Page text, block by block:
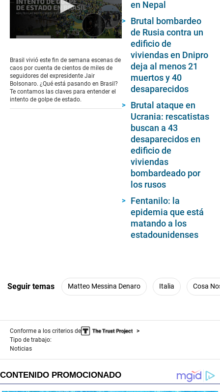
of
2
minutes,
31
seconds
Brasil vivió este fin de semana escenas de
caos por cuenta de cientos de miles de
seguidores del expresidente Jair
Bolsonaro. ¿Qué está pasando en Brasil?
Te contamos las claves para entender el
intento de golpe de estado.
en Nepal
Brutal bombardeo
de Rusia contra un
edificio de
viviendas en Dnipro
deja al menos 21
muertos y 40
desaparecidos
Brutal ataque en
Ucrania: rescatistas
buscan a 43
desaparecidos en
edificio de
viviendas
bombardeado por
los rusos
Fentanilo: la
epidemia que está
matando a los
estadounidenses
Seguir temas Matteo Messina Denaro Italia Cosa
Conforme a los criterios de
Tipo de trabajo:
Noticias